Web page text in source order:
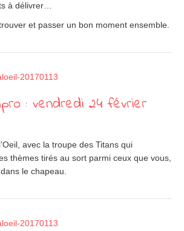
à délivrer…
et passer un bon moment ensemble.
: vendredi 24 février
avec la troupe des Titans qui
thèmes tirés au sort parmi ceux que vous,
le chapeau.